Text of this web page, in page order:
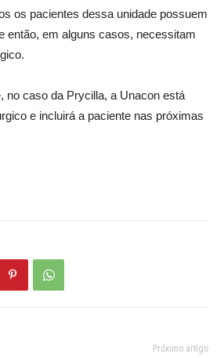
os pacientes dessa unidade possuem
então, em alguns casos, necessitam
no caso da Prycilla, a Unacon está
e incluirá a paciente nas próximas
Próximo artigo